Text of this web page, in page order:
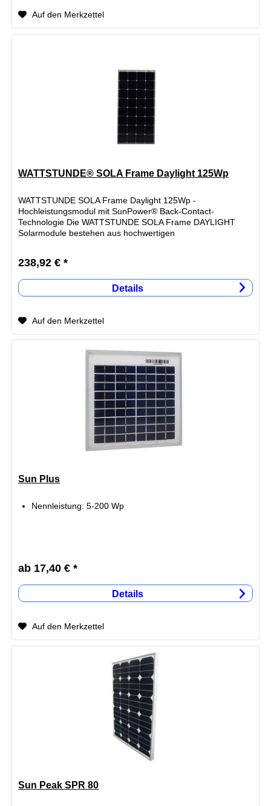
Auf den Merkzettel
WATTSTUNDE® SOLA Frame Daylight 125Wp
WATTSTUNDE SOLA Frame Daylight 125Wp -
Hochleistungsmodul mit SunPower® Back-Contact-
Technologie Die WATTSTUNDE SOLA Frame DAYLIGHT
Solarmodule bestehen aus hochwertigen
238,92 € *
Details
Auf den Merkzettel
Sun Plus
Nennleistung: 5-200 Wp
ab 17,40 € *
Details
Auf den Merkzettel
Sun Peak SPR 80